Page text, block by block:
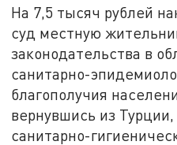
На 7,5 тысяч рублей
суд местную
законодательства в
санитарно-
благополучия
вернувшись из
санитарно-